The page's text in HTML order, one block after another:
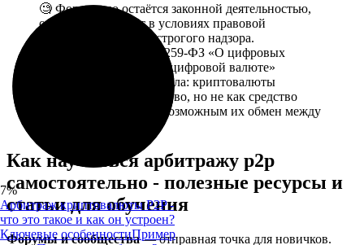
7%
Арбитраж криптовалюты P2P -
что это такое и как он устроен?
Ключевые особенностиПример
🧐 Формально остаётся законной деятельностью,
однако происходит в условиях правовой
неопределенности и строгого надзора.
Федеральный закон №259-ФЗ «О цифровых
финансовых активах и цифровой валюте»
закрепил базовые правила: криптовалюты
разрешены как имущество, но не как средство
платежа, – что делает возможным их обмен между
Как научиться арбитражу p2p
самостоятельно - полезные ресурсы и
статьи для обучения
Форумы и сообщества— отправная точка для новичков.